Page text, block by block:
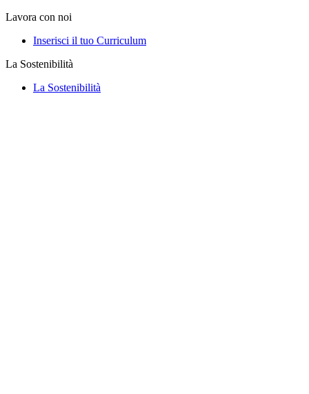
Lavora con noi
Inserisci il tuo Curriculum
La Sostenibilità
La Sostenibilità